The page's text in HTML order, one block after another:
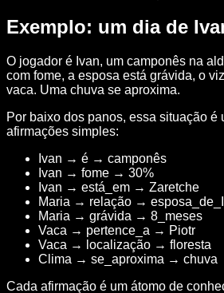
Exemplo: um dia de
O jogador é Ivan, um camponês na
com fome, a esposa está grávida, o
vaca. Uma chuva se aproxima.
Por baixo dos panos, essa situação é
afirmações simples:
Ivan → é → camponês
Ivan → fome → 30%
Ivan → está_em → Zaretche
Maria → relação →
Maria → grávida → 8_meses
Vaca → pertence_a → Piotr
Vaca → localização → floresta
Clima → se_aproxima → chuva
Cada afirmação é um átomo de